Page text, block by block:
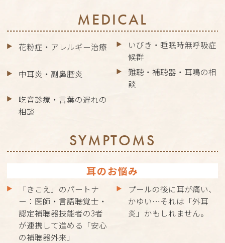
MEDICAL
花粉症・アレルギー治療
いびき・睡眠時無呼吸症
候群
中耳炎・副鼻腔炎
難聴・補聴器・耳鳴の相
談
吃音診療・言葉の遅れの
相談
SYMPTOMS
耳のお悩み
「きこえ」のパートナ
ー：医師・言語聴覚士・
認定補聴器技能者の3者
が連携して進める「安心
の補聴器外来」
プールの後に耳が痛い、
かゆい…それは「外耳
炎」かもしれません。